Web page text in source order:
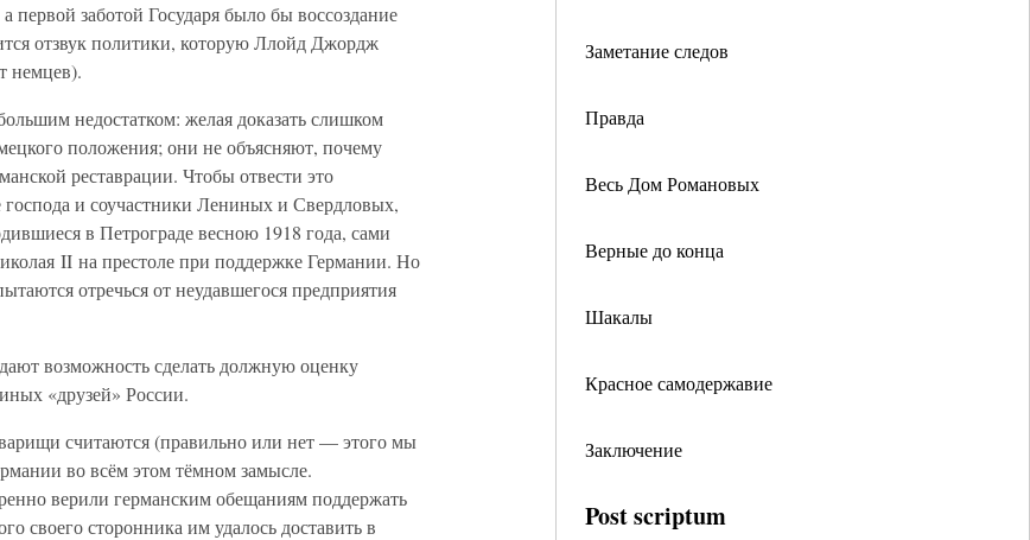
Заметание следов
Правда
Весь Дом Романовых
Верные до конца
Шакалы
Красное самодержавие
Заключение
Post scriptum
первой заботой Государя было бы воссоздание
отзвук политики, которую Ллойд Джордж
немцев).
недостатком: желая доказать слишком
положения; они не объясняют, почему
реставрации. Чтобы отвести это
и соучастники Лениных и Свердловых,
в Петрограде весною 1918 года, сами
II на престоле при поддержке Германии. Но
отречься от неудавшегося предприятия
возможность сделать должную оценку
«друзей» России.
считаются (правильно или нет — этого мы
во всём этом тёмном замысле.
верили германским обещаниям поддержать
своего сторонника им удалось доставить в